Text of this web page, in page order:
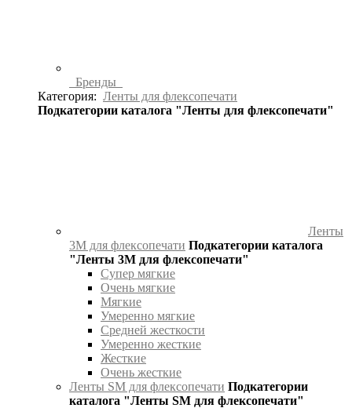
Бренды
Категория: Ленты для флексопечати
Подкатегории каталога "Ленты для флексопечати"
Ленты
3М для флексопечати Подкатегории каталога
"Ленты 3М для флексопечати"
Супер мягкие
Очень мягкие
Мягкие
Умеренно мягкие
Средней жесткости
Умеренно жесткие
Жесткие
Очень жесткие
Ленты SM для флексопечати Подкатегории
каталога "Ленты SM для флексопечати"